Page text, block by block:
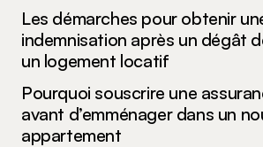
Les démarches pour obtenir
indemnisation après un dégât
un logement locatif
Pourquoi souscrire une
avant d’emménager dans un
appartement